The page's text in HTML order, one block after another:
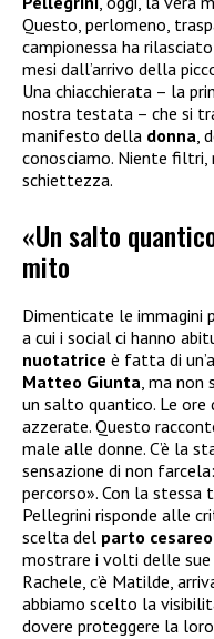
Questo, perlomeno,
campionessa ha
mesi dall’arrivo della
Una chiacchierata – la
nostra testata – che si
manifesto della donna ,
conosciamo. Niente filtri,
schiettezza.
«Un salto
mito
Dimenticate le immagini
a cui i social ci hanno
nuotatrice è fatta di
Matteo Giunta, ma non
un salto quantico. Le ore
azzerate. Questo
male alle donne. C’è la
sensazione di non
percorso». Con la stessa
Pellegrini risponde alle
scelta del parto cesareo
mostrare i volti delle
Rachele, c’è Matilde,
abbiamo scelto la
dovere proteggere la